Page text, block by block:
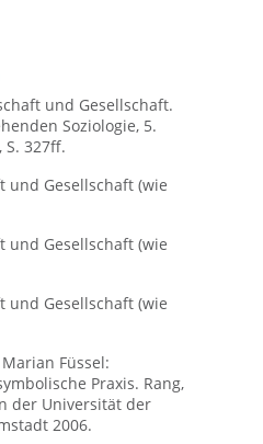
und Gesellschaft.
Soziologie‚ 5.
S. 327ff.
und Gesellschaft (wie
und Gesellschaft (wie
und Gesellschaft (wie
Füssel:
Praxis. Rang,
der Universität der
2006.